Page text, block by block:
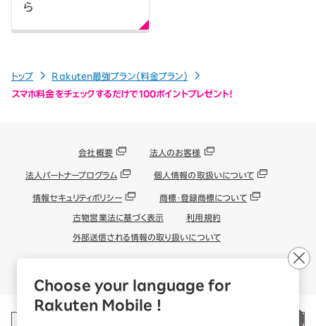
Choose your language for
Rakuten Mobile !
ら
トップ
Rakuten最強プラン（料金プラン）
スマホ料金をチェックするだけで100ポイントプレゼント！
会社概要 法人のお客様
法人パートナープログラム 個人情報の取扱いについて
情報セキュリティポリシー 商標・登録商標について
古物営業法に基づく表示 利用規約
外部送信される情報の取り扱いについて